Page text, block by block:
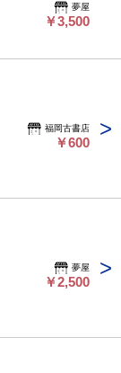
夢屋
￥3,500
福岡古書店
￥600
夢屋
￥2,500